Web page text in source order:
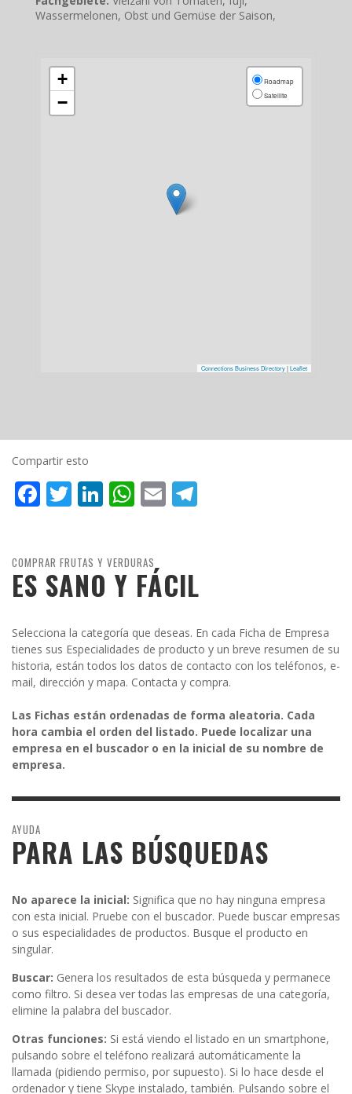
Wassermelonen, Obst und Gemüse der Saison,
+
−
Roadmap
Satellite
Connections Business Directory|Leaflet
Compartir esto
Facebook
Twitter
LinkedIn
WhatsApp
Email
COMPRAR FRUTAS Y VERDURAS
ES SANO Y FÁCIL
Selecciona la categoría que deseas. En cada Ficha de Empresa
tienes sus Especialidades de producto y un breve resumen de su
historia, están todos los datos de contacto con los teléfonos, e-
mail, dirección y mapa. Contacta y compra.
Las Fichas están ordenadas de forma aleatoria. Cada
hora cambia el orden del listado. Puede localizar una
empresa en el buscador o en la inicial de su nombre de
empresa.
AYUDA
PARA LAS BÚSQUEDAS
No aparece la inicial: Significa que no hay ninguna empresa
con esta inicial. Pruebe con el buscador. Puede buscar empresas
o sus especialidades de productos. Busque el producto en
singular.
Buscar: Genera los resultados de esta búsqueda y permanece
como filtro. Si desea ver todas las empresas de una categoría,
elimine la palabra del buscador.
Otras funciones: Si está viendo el listado en un smartphone,
pulsando sobre el teléfono realizará automáticamente la
llamada (pidiendo permiso, por supuesto). Si lo hace desde el
ordenador y tiene Skype instalado, también. Pulsando sobre el